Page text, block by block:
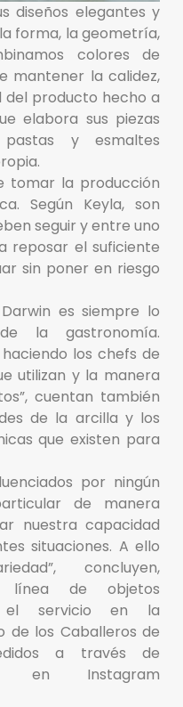
diseños elegantes y
forma, la geometría,
colores de
mantener la calidez,
del producto hecho a
elabora sus piezas
y esmaltes
tomar la producción
Según Keyla, son
seguir y entre uno
reposar el suficiente
sin poner en riesgo
es siempre lo
la gastronomía.
los chefs de
utilizan y la manera
cuentan también
de la arcilla y los
que existen para
por ningún
de manera
nuestra capacidad
situaciones. A ello
concluyen,
línea de objetos
el servicio en la
de los Caballeros de
a través de
y en Instagram